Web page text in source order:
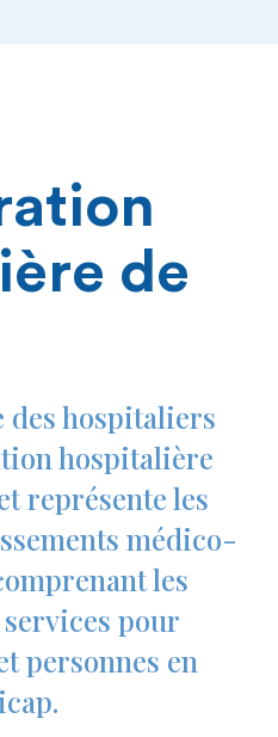
de
des hospitaliers
hospitalière
représente les
médico-
les
pour
personnes en